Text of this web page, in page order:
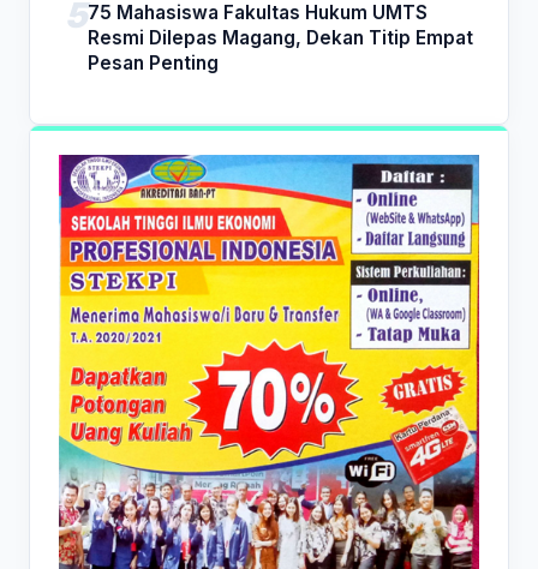
75 Mahasiswa Fakultas Hukum UMTS
Resmi Dilepas Magang, Dekan Titip Empat
Pesan Penting